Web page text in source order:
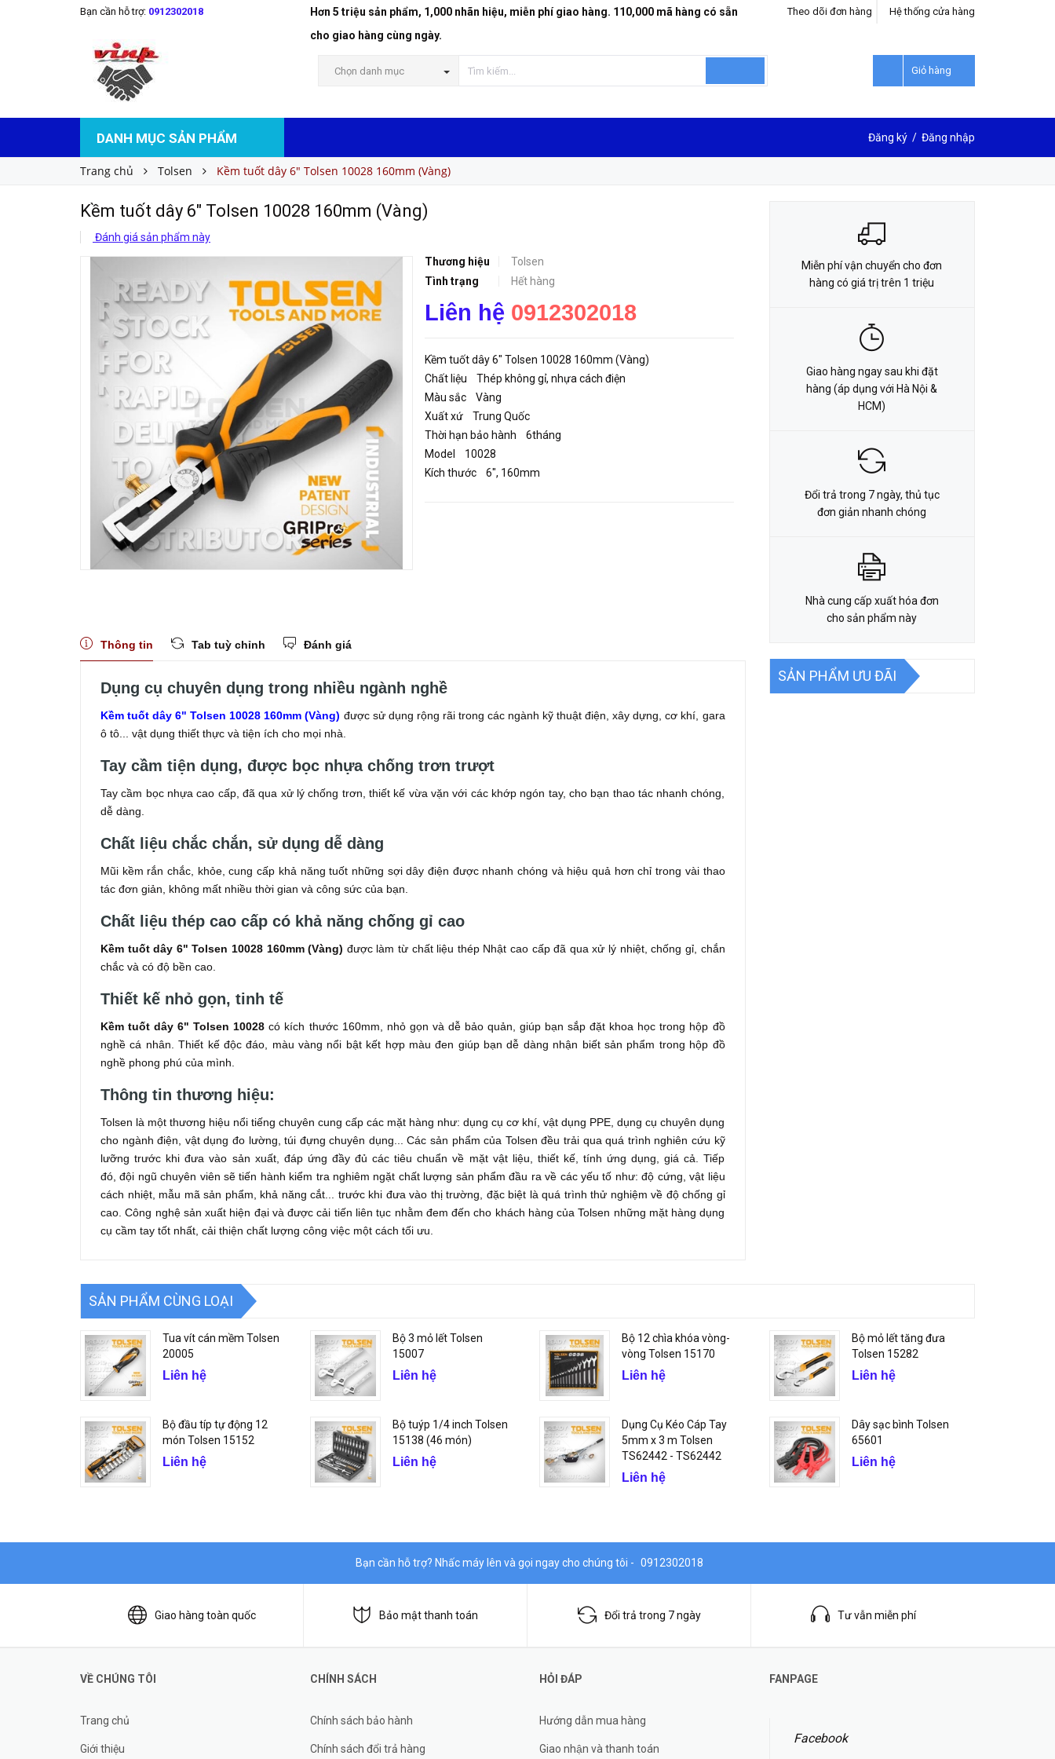
Bạn cần hỗ trợ: 0912302018
Hơn 5 triệu sản phẩm, 1,000 nhãn hiệu, miễn phí giao hàng. 110,000 mã hàng có sẵn
cho giao hàng cùng ngày.
Hệ thống cửa hàng
Theo dõi đơn hàng
Chọn danh mục Giỏ hàng
DANH MỤC SẢN PHẨM Đăng ký / Đăng nhập
Trang chủ Tolsen Kềm tuốt dây 6" Tolsen 10028 160mm (Vàng)
Kềm tuốt dây 6" Tolsen 10028 160mm (Vàng)
Đánh giá sản phẩm này
Thương hiệu
Tolsen
Tình trạng
Hết hàng
Liên hệ 0912302018
Kềm tuốt dây 6" Tolsen 10028 160mm (Vàng)
Chất liệu Thép không gỉ, nhựa cách điện
Màu sắc Vàng
Xuất xứ Trung Quốc
Thời hạn bảo hành 6tháng
Model 10028
Kích thước 6", 160mm
Kềm tuốt dây 6" Tolsen 10028 160mm (Vàng) LIÊN HỆ ĐẶT HÀNG
Thông tin Tab tuỳ chỉnh Đánh giá
Dụng cụ chuyên dụng trong nhiều ngành nghề
Kềm tuốt dây 6" Tolsen 10028 160mm (Vàng) được sử dụng rộng rãi trong các ngành kỹ thuật điện, xây dựng, cơ khí, gara
ô tô... vật dụng thiết thực và tiện ích cho mọi nhà.
Tay cầm tiện dụng, được bọc nhựa chống trơn trượt
Tay cầm bọc nhựa cao cấp, đã qua xử lý chống trơn, thiết kế vừa vặn với các khớp ngón tay, cho bạn thao tác nhanh chóng,
dễ dàng.
Chất liệu chắc chắn, sử dụng dễ dàng
Mũi kềm rắn chắc, khỏe, cung cấp khả năng tuốt những sợi dây điện được nhanh chóng và hiệu quả hơn chỉ trong vài thao
tác đơn giản, không mất nhiều thời gian và công sức của bạn.
Chất liệu thép cao cấp có khả năng chống gỉ cao
Kềm tuốt dây 6" Tolsen 10028 160mm (Vàng) được làm từ chất liệu thép Nhật cao cấp đã qua xử lý nhiệt, chống gỉ, chắn
chắc và có độ bền cao.
Thiết kế nhỏ gọn, tinh tế
Kềm tuốt dây 6" Tolsen 10028 có kích thước 160mm, nhỏ gọn và dễ bảo quản, giúp bạn sắp đặt khoa học trong hộp đồ
nghề cá nhân. Thiết kế độc đáo, màu vàng nổi bật kết hợp màu đen giúp bạn dễ dàng nhận biết sản phẩm trong hộp đồ
nghề phong phú của mình.
Thông tin thương hiệu:
Tolsen là một thương hiệu nổi tiếng chuyên cung cấp các mặt hàng như: dụng cụ cơ khí, vật dụng PPE, dụng cụ chuyên dụng
cho ngành điện, vật dụng đo lường, túi đựng chuyên dụng... Các sản phẩm của Tolsen đều trải qua quá trình nghiên cứu kỹ
lưỡng trước khi đưa vào sản xuất, đáp ứng đầy đủ các tiêu chuẩn về mặt vật liệu, thiết kế, tính ứng dụng, giá cả. Tiếp
đó, đội ngũ chuyên viên sẽ tiến hành kiểm tra nghiêm ngặt chất lượng sản phẩm đầu ra về các yếu tố như: độ cứng, vật liệu
cách nhiệt, mẫu mã sản phẩm, khả năng cắt... trước khi đưa vào thị trường, đặc biệt là quá trình thử nghiệm về độ chống gỉ
cao. Công nghệ sản xuất hiện đại và được cải tiến liên tục nhằm đem đến cho khách hàng của Tolsen những mặt hàng dụng
cụ cầm tay tốt nhất, cải thiện chất lượng công việc một cách tối ưu.
Miễn phí vận chuyển cho đơn
hàng có giá trị trên 1 triệu
Giao hàng ngay sau khi đặt
hàng (áp dụng với Hà Nội &
HCM)
Đổi trả trong 7 ngày, thủ tục
đơn giản nhanh chóng
Nhà cung cấp xuất hóa đơn
cho sản phẩm này
SẢN PHẨM ƯU ĐÃI
SẢN PHẨM CÙNG LOẠI
Tua vít cán mềm Tolsen
20005
Liên hệ
Bộ 3 mỏ lết Tolsen
15007
Liên hệ
Bộ 12 chìa khóa vòng-
vòng Tolsen 15170
Liên hệ
Bộ mỏ lết tăng đưa
Tolsen 15282
Liên hệ
Bộ đầu típ tự động 12
món Tolsen 15152
Liên hệ
Bộ tuýp 1/4 inch Tolsen
15138 (46 món)
Liên hệ
Dụng Cụ Kéo Cáp Tay
5mm x 3 m Tolsen
TS62442 - TS62442
Liên hệ
Dây sạc bình Tolsen
65601
Liên hệ
Bạn cần hỗ trợ? Nhấc máy lên và gọi ngay cho chúng tôi - 0912302018
Giao hàng toàn quốc Bảo mật thanh toán Đổi trả trong 7 ngày Tư vẫn miễn phí
VỀ CHÚNG TÔI
Trang chủ
Giới thiệu
CHÍNH SÁCH
Chính sách bảo hành
Chính sách đổi trả hàng
HỎI ĐÁP
Hướng dẫn mua hàng
Giao nhận và thanh toán
FANPAGE
Facebook